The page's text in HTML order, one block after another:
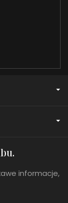
informacje,